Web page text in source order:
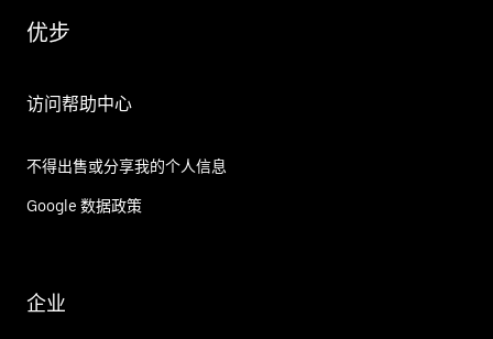
优步
访问帮助中心
不得出售或分享我的个人信息
Google 数据政策
企业